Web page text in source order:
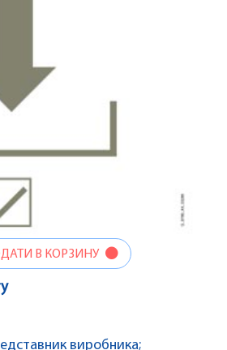
В КОРЗИНУ
виробника;